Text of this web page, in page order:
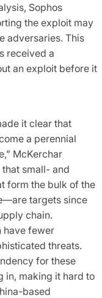
Sophos
the exploit may
adversaries. This
received a
an exploit before it
it clear that
a perennial
McKerchar
small- and
form the bulk of the
targets since
chain.
have fewer
threats.
for these
in, making it hard to
based